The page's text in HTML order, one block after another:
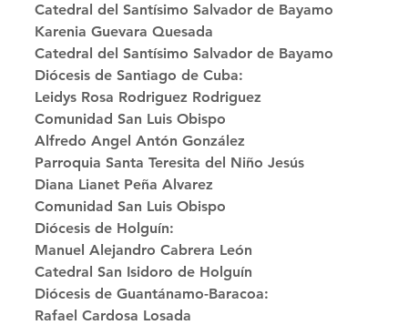
Catedral del Santísimo Salvador de Bayamo
Karenia Guevara Quesada
Catedral del Santísimo Salvador de Bayamo
Diócesis de Santiago de Cuba:
Leidys Rosa Rodriguez Rodriguez
Comunidad San Luis Obispo
Alfredo Angel Antón González
Parroquia Santa Teresita del Niño Jesús
Diana Lianet Peña Alvarez
Comunidad San Luis Obispo
Diócesis de Holguín:
Manuel Alejandro Cabrera León
Catedral San Isidoro de Holguín
Diócesis de Guantánamo-Baracoa:
Rafael Cardosa Losada